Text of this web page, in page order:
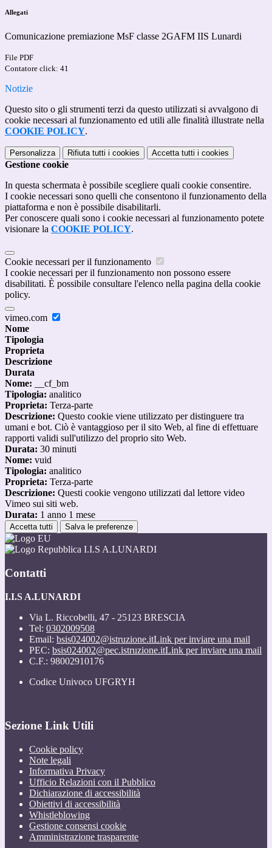
Allegati
Comunicazione premiazione MsF classe 2GAFM IIS Lunardi
File PDF
Contatore click: 41
Notizie
Questo sito o gli strumenti terzi da questo utilizzati si avvalgono di
cookie necessari al funzionamento ed utili alle finalità illustrate nella
COOKIE POLICY.
Personalizza Rifiuta tutti i cookies Accetta tutti i cookies
Gestione cookie
In questa schermata è possibile scegliere quali cookie consentire.
I cookie necessari sono quelli che consentono il funzionamento della
piattaforma e non è possibile disabilitarli.
Per conoscere quali sono i cookie necessari al funzionamento potete
visionare la COOKIE POLICY.
Cookie necessari per il funzionamento
I cookie necessari per il funzionamento non possono essere
disabilitati. È possibile consultare l'elenco nella pagina della cookie
policy.
vimeo.com
Nome
Tipologia
Proprieta
Descrizione
Durata
Nome: __cf_bm
Tipologia: analitico
Proprieta: Terza-parte
Descrizione: Questo cookie viene utilizzato per distinguere tra
umani e bot. Ciò è vantaggioso per il sito Web, al fine di effettuare
rapporti validi sull'utilizzo del proprio sito Web.
Durata: 30 minuti
Nome: vuid
Tipologia: analitico
Proprieta: Terza-parte
Descrizione: Questi cookie vengono utilizzati dal lettore video
Vimeo sui siti web.
Durata: 1 anno 1 mese
Accetta tutti Salva le preferenze
I.I.S A.LUNARDI
Contatti
I.I.S A.LUNARDI
Via L. Riccobelli, 47 - 25123 BRESCIA
Tel: 0302009508
Email: bsis024002@istruzione.itLink per inviare una mail
PEC: bsis024002@pec.istruzione.itLink per inviare una mail
C.F.: 98002910176
Codice Univoco UFGRYH
Sezione Link Utili
Cookie policy
Note legali
Informativa Privacy
Ufficio Relazioni con il Pubblico
Dichiarazione di accessibilità
Obiettivi di accessibilità
Whistleblowing
Gestione consensi cookie
Amministrazione trasparente